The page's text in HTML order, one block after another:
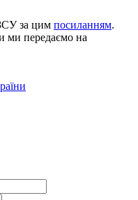
за цим посиланням.
ми передаємо на